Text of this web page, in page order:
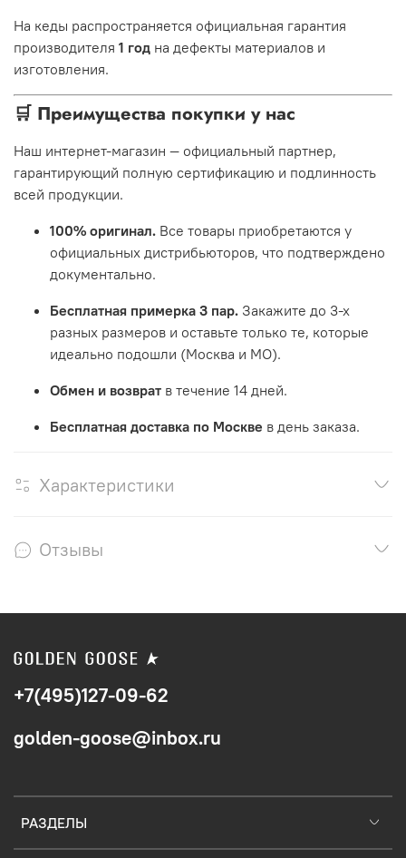
На кеды распространяется официальная гарантия
производителя 1 год на дефекты материалов и
изготовления.
🛒 Преимущества покупки у нас
Наш интернет-магазин — официальный партнер,
гарантирующий полную сертификацию и подлинность
всей продукции.
100% оригинал. Все товары приобретаются у
официальных дистрибьюторов, что подтверждено
документально.
Бесплатная примерка 3 пар. Закажите до 3-х
разных размеров и оставьте только те, которые
идеально подошли (Москва и МО).
Обмен и возврат в течение 14 дней.
Бесплатная доставка по Москве в день заказа.
Характеристики
Отзывы
РАЗДЕЛЫ
+7(495)127-09-62
golden-goose@inbox.ru